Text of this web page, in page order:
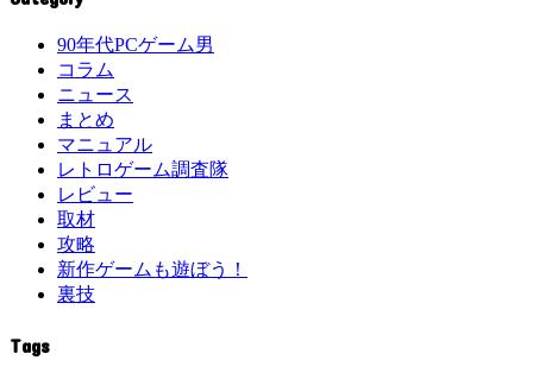
90年代PCゲーム男
コラム
ニュース
まとめ
マニュアル
レトロゲーム調査隊
レビュー
取材
攻略
新作ゲームも遊ぼう！
裏技
Tags